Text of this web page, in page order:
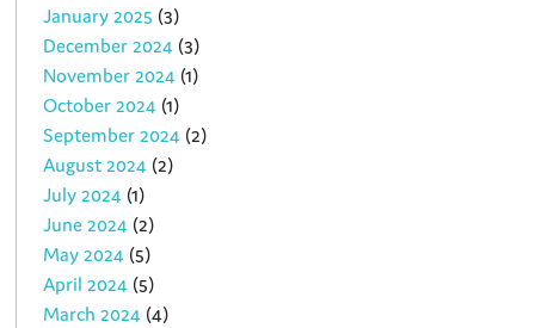
January 2025 (3)
December 2024 (3)
November 2024 (1)
October 2024 (1)
September 2024 (2)
August 2024 (2)
July 2024 (1)
June 2024 (2)
May 2024 (5)
April 2024 (5)
March 2024 (4)